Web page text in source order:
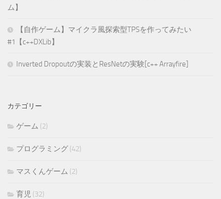
ム】
【自作ゲーム】マイクラ風探索型TPSを作ってみたい
#1【c++DXLib】
Inverted Dropoutの実装とResNetの実験[c++ Arrayfire]
カテゴリー
ゲーム (2)
プログラミング (42)
マスくんゲーム (2)
育児 (32)